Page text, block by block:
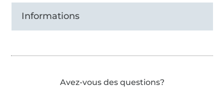
Informations
Avez-vous des questions?